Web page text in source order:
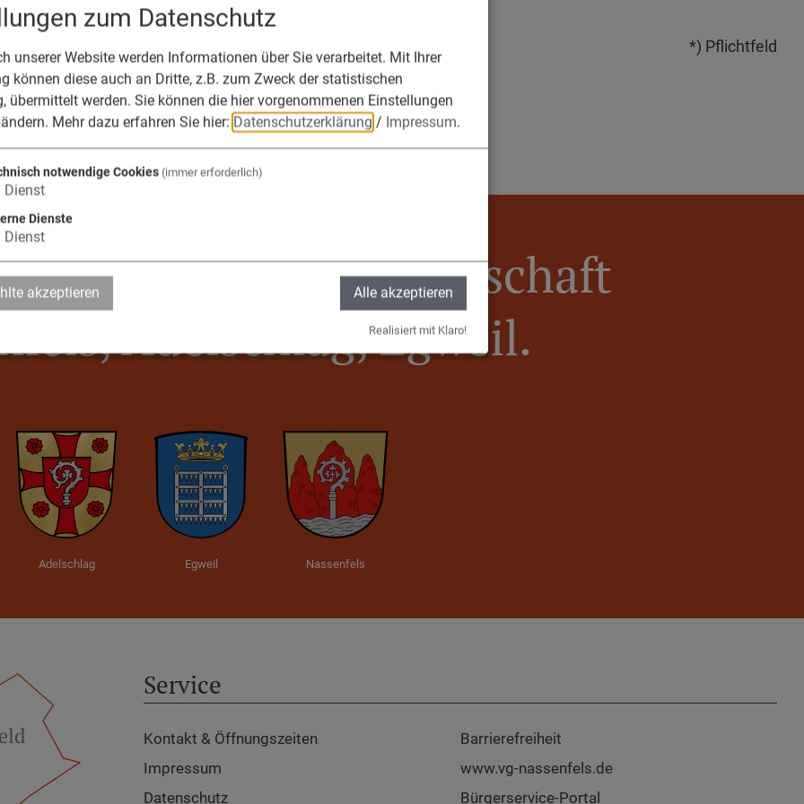
*) Pflichtfeld
E-Mail wird an Ihre Adresse verschickt.
Verwaltungsgemeinschaft
Adelschlag, Egweil.
Adelschlag Egweil Nassenfels
Service
Kontakt & Öffnungszeiten
Impressum
Datenschutz
Barrierefreiheit
www.vg-nassenfels.de
Bürgerservice-Portal
zum Datenschutz
unserer Website werden Informationen über Sie verarbeitet. Mit Ihrer
können diese auch an Dritte, z.B. zum Zweck der statistischen
übermittelt werden. Sie können die hier vorgenommenen Einstellungen
Mehr dazu erfahren Sie hier: Datenschutzerklärung / Impressum.
notwendige Cookies (immer erforderlich)
Dienst
Dienste
Dienst
akzeptieren Alle akzeptieren
Realisiert mit Klaro!